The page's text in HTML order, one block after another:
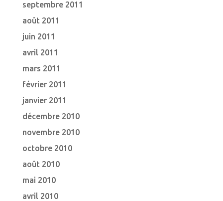
septembre 2011
août 2011
juin 2011
avril 2011
mars 2011
février 2011
janvier 2011
décembre 2010
novembre 2010
octobre 2010
août 2010
mai 2010
avril 2010